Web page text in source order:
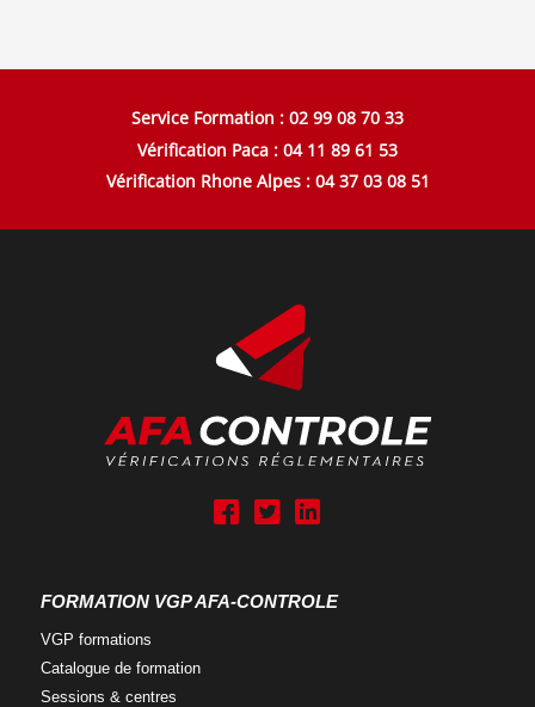
Service Formation : 02 99 08 70 33
Vérification Paca : 04 11 89 61 53
Vérification Rhone Alpes : 04 37 03 08 51
A
f
r
A
f
r
A
f
r
FORMATION VGP AFA-CONTROLE
VGP formations
Catalogue de formation
Sessions & centres